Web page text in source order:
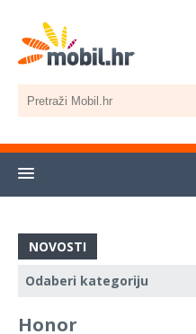
NOVOSTI
Honor